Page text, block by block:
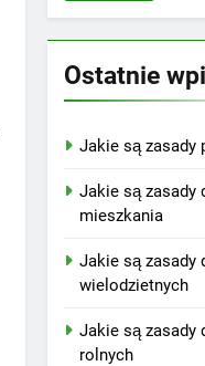
Ostatnie
Jakie są zasady
Jakie są zasady
mieszkania
Jakie są zasady
wielodzietnych
Jakie są zasady
rolnych